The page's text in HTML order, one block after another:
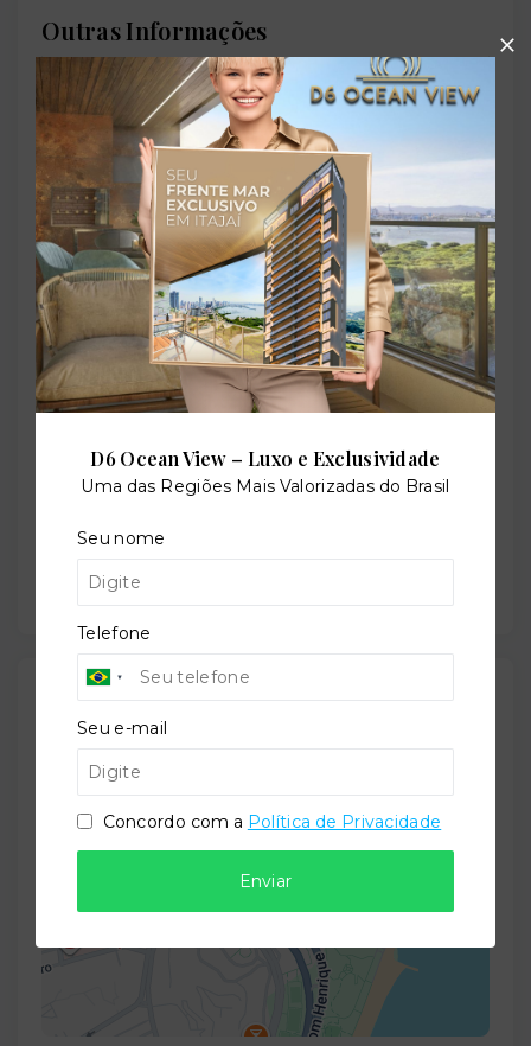
Outras Informações
Referência:
O-37847-59607
Perfil:
Residencial
Situação:
Novo
28/02/2026
Localização
Rua do Russel, 632 - Glória - Rio de Janeiro/RJ
22210-010
+
D6 Ocean View – Luxo e Exclusividade
Uma das Regiões Mais Valorizadas do Brasil
Seu nome
Telefone
Seu e-mail
Concordo com a Política de Privacidade
Enviar